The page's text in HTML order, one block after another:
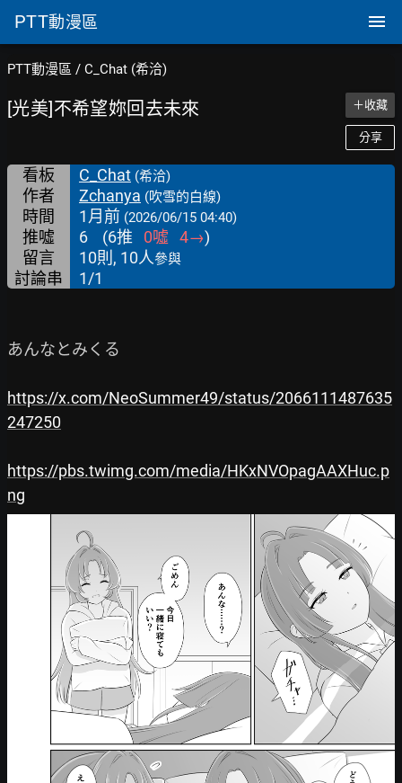
PTT動漫區
PTT動漫區 / C_Chat (希洽)
[光美]不希望妳回去未來 ＋收藏
分享
看板 C_Chat (希洽)
作者 Zchanya (吹雪的白線)
時間 1月前 (2026/06/15 04:40)
推噓 6 (6推 0噓 4→)
留言
10則, 10人參與
討論串 1/1
あんなとみくる
https://x.com/NeoSummer49/status/2066111487635
247250
https://pbs.twimg.com/media/HKxNVOpagAAXHuc.p
ng